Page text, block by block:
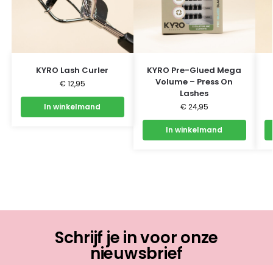
KYRO Lash Curler
€ 12,95
In winkelmand
KYRO Pre-Glued Mega
Volume – Press On
Lashes
€ 24,95
In winkelmand
Schrijf je in voor onze
nieuwsbrief